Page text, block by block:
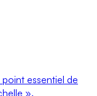
essentiel de
».